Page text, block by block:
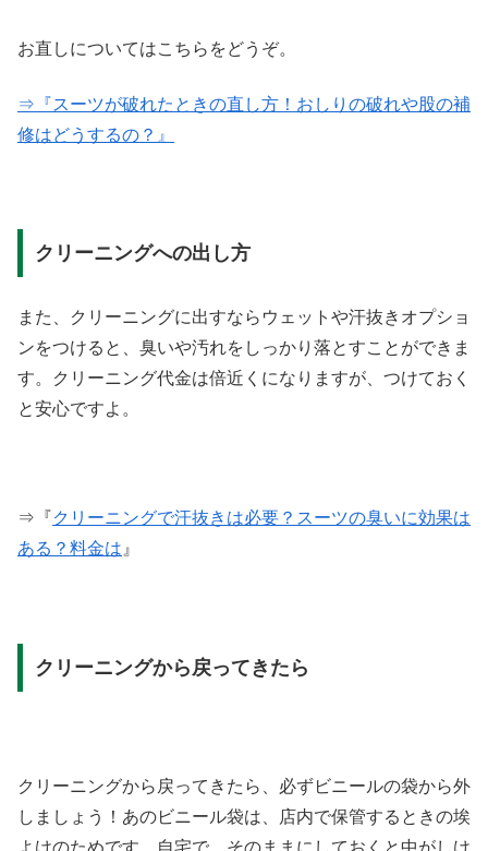
お直しについてはこちらをどうぞ。
⇒『スーツが破れたときの直し方！おしりの破れや股の補
修はどうするの？ 』
クリーニングへの出し方
また、クリーニングに出すならウェットや汗抜きオプショ
ンをつけると、臭いや汚れをしっかり落とすことができま
す。クリーニング代金は倍近くになりますが、つけておく
と安心ですよ。
⇒『 クリーニングで汗抜きは必要？スーツの臭いに効果は
ある？料金は』
クリーニングから戻ってきたら
クリーニングから戻ってきたら、必ずビニールの袋から外
しましょう！あのビニール袋は、店内で保管するときの埃
よけのためです。自宅で、そのままにしておくと中がしけ